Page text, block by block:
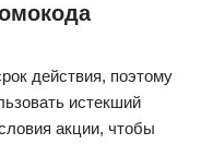
действия, поэтому
истекший
акции, чтобы